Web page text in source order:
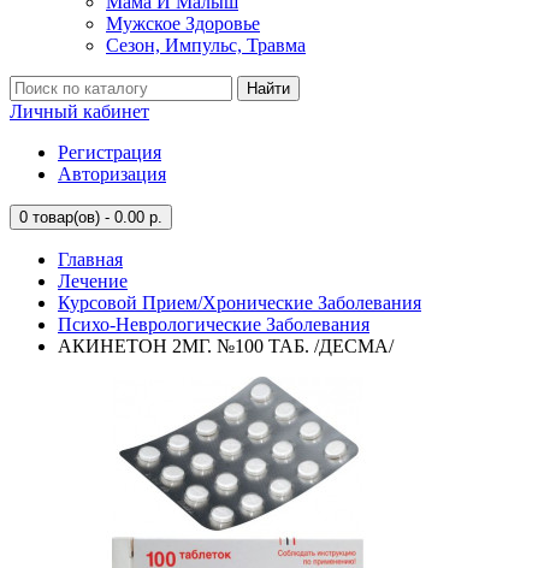
Мужское Здоровье
Сезон, Импульс, Травма
Найти
Личный кабинет
Регистрация
Авторизация
0 товар(ов) - 0.00 р.
Главная
Лечение
Курсовой Прием/Хронические Заболевания
Психо-Неврологические Заболевания
АКИНЕТОН 2МГ. №100 ТАБ. /ДЕСМА/